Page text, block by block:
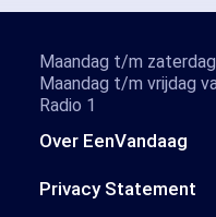
Over EenVandaag
Privacy Statement
Maandag t/m
Maandag t/m vrijdag
Radio 1